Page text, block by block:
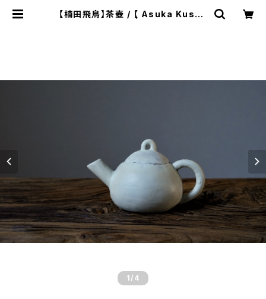
【楠田飛鳥】茶壺 / 【 Asuka Kusud
1 /4